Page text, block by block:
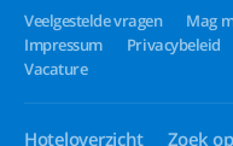
Veelgestelde vragen Mag
Impressum
Privacybeleid
Vacature
Hoteloverzicht Zoek